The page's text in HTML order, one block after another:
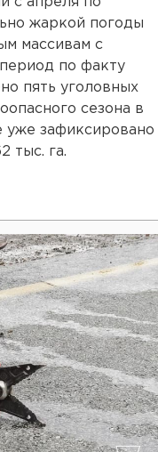
жаркой погоды
массивам с
по факту
пять уголовных
сезона в
уже зафиксировано
тыс. га.